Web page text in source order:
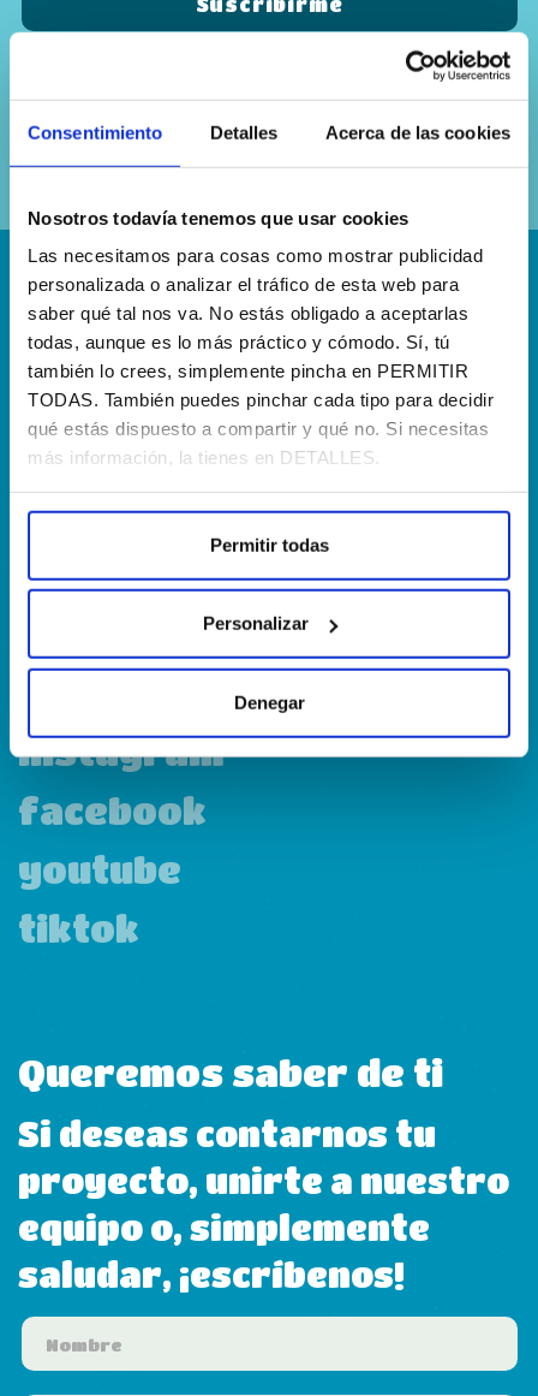
Consentimiento Detalles Acerca de las cookies
Nosotros todavía tenemos que usar cookies
Las necesitamos para cosas como mostrar publicidad
personalizada o analizar el tráfico de esta web para
saber qué tal nos va. No estás obligado a aceptarlas
todas, aunque es lo más práctico y cómodo. Sí, tú
también lo crees, simplemente pincha en PERMITIR
TODAS. También puedes pinchar cada tipo para decidir
qué estás dispuesto a compartir y qué no. Si necesitas
más información, la tienes en DETALLES.
Permitir todas
Personalizar
Denegar
política de
¡Escríbenos!
hola@agenciapisto.com
¿Hablamos?!
(+34) 910 40 46 33
¿Dónde estamos?
Calle Francia, 13 Local 12 28971 Griñón MADRID
instagram
facebook
youtube
tiktok
Queremos saber de ti
Si deseas contarnos tu
proyecto, unirte a nuestro
equipo o, simplemente
saludar, ¡escríbenos!